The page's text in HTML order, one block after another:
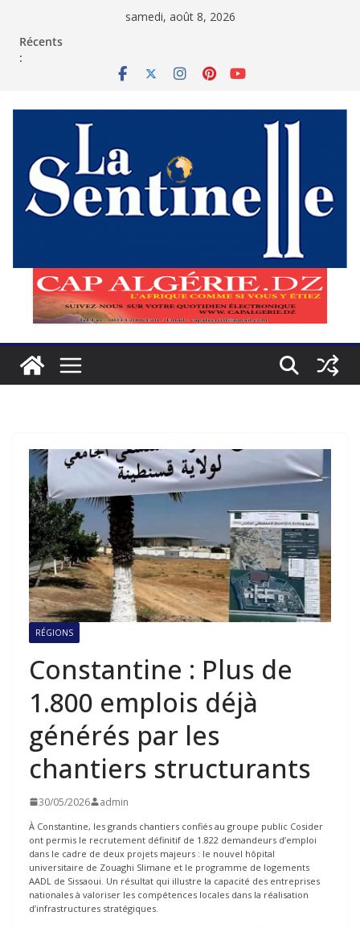
samedi, août 8, 2026
Récents
:
RÉGIONS
Constantine : Plus de
1.800 emplois déjà
générés par les
chantiers structurants
30/05/2026 admin
À Constantine, les grands chantiers confiés au groupe public Cosider
ont permis le recrutement définitif de 1.822 demandeurs d’emploi
dans le cadre de deux projets majeurs : le nouvel hôpital
universitaire de Zouaghi Slimane et le programme de logements
AADL de Sissaoui. Un résultat qui illustre la capacité des entreprises
nationales à valoriser les compétences locales dans la réalisation
d’infrastructures stratégiques.